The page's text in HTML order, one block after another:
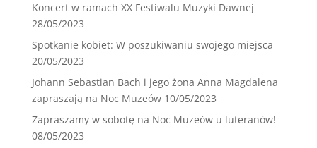
Koncert w ramach XX Festiwalu Muzyki Dawnej
28/05/2023
Spotkanie kobiet: W poszukiwaniu swojego miejsca
20/05/2023
Johann Sebastian Bach i jego żona Anna Magdalena
zapraszają na Noc Muzeów 10/05/2023
Zapraszamy w sobotę na Noc Muzeów u luteranów!
08/05/2023